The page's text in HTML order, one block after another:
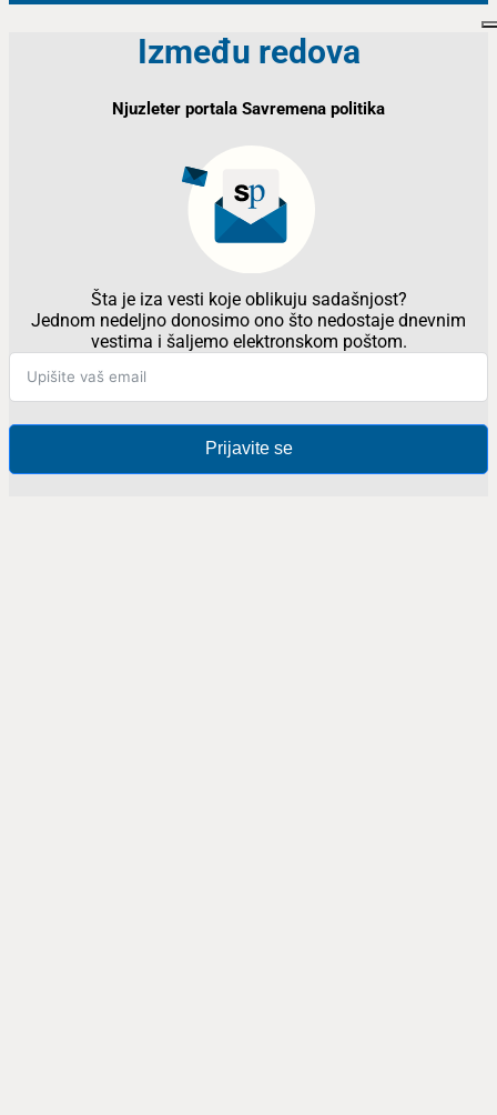
Između redova
Njuzleter portala Savremena politika
Šta je iza vesti koje oblikuju sadašnjost?
Jednom nedeljno donosimo ono što nedostaje dnevnim
vestima i šaljemo elektronskom poštom.
Prijavite se